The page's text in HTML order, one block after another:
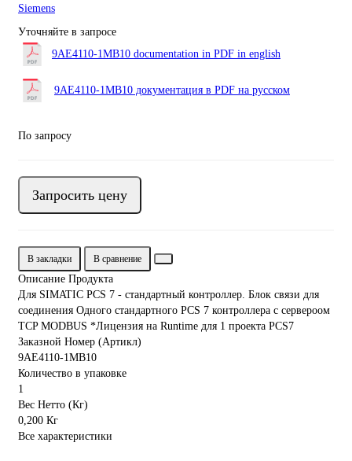
Siemens
Уточняйте в запросе
9AE4110-1MB10 documentation in PDF in english
9AE4110-1MB10 документация в PDF на русском
По запросу
Запросить цену
В закладки В сравнение
Описание Продукта
Для SIMATIC PCS 7 - стандартный контроллер. Блок связи для
соединения Одного стандартного PCS 7 контроллера с сервероом
TCP MODBUS *Лицензия на Runtime для 1 проекта PCS7
Заказной Номер (Артикл)
9AE4110-1MB10
Количество в упаковке
1
Вес Нетто (Кг)
0,200 Кг
Все характеристики